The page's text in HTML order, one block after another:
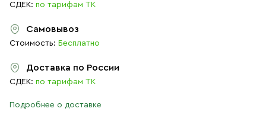
СДЕК: по тарифам ТК
Самовывоз
Стоимость: Бесплатно
Доставка по России
СДЕК: по тарифам ТК
Подробнее о доставке